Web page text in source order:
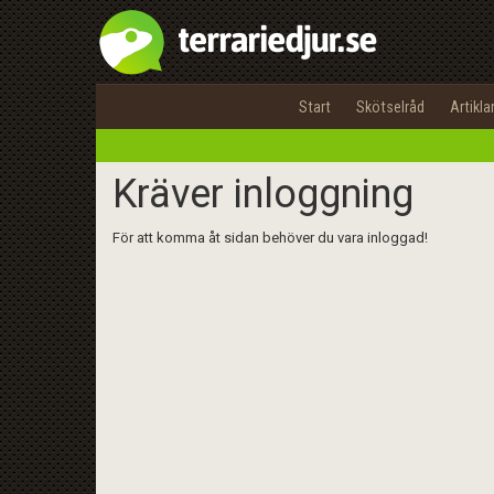
Start Skötselråd Artiklar
Kräver inloggning
För att komma åt sidan behöver du vara inloggad!